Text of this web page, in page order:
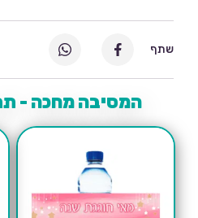
המסיבה מחכה -
שתף